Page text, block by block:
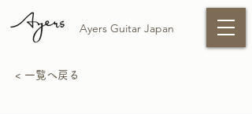
Ayers Guitar Japan
< 一覧へ戻る